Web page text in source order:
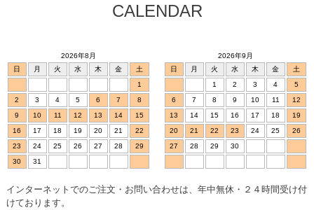
CALENDAR
2026年8月
日
月 火 水 木 金
土
1
2
3 4 5 6 7
8
9
10 11 12 13 14
15
16
17 18 19 20 21
22
23
24 25 26 27 28
29
30
31
2026年9月
日
月 火 水 木 金
土
1
2 3 4
5
6
7 8 9 10 11
12
13
14 15 16 17 18
19
20
21 22 23 24 25
26
27
28 29 30
インターネットでのご注文・お問い合わせは、年中無休・２４時間受け付
けております。